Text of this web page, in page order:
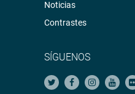
Noticias
Contrastes
SÍGUENOS